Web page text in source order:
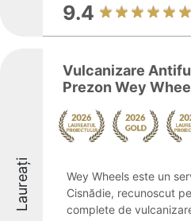
9.4
Laureați
Vulcanizare
Prezon Wey
Wey Wheels este un
Cisnădie, recunoscut
complete de